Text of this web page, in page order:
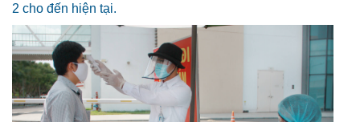
2 cho đến hiện tại.